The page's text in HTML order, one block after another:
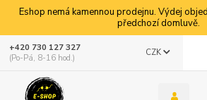
Eshop nemá kamennou prodejnu. Výdej
předchozí domluvě.
CZK
+420 730 127 327
(Po-Pá, 8-16 hod.)